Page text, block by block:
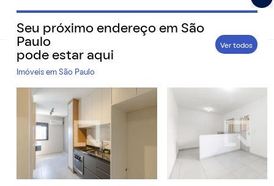
QuintoAndar Guias - Inspiração e tudo o que você
Home> Cidades
Descubra o ranking dos 10 bairros mais
seguros de SP para viver com tranquilidade
Veja como vivem os moradores dos bairros mais
seguros de SP e quais fatores tornam essas regiões
referências em qualidade de vida neste guia completo
PorRedação- 19/07/2021 às 12:28
Seu próximo endereço emSão
Paulo
pode estar aqui
Imóveis emSão Paulo
Ver todos